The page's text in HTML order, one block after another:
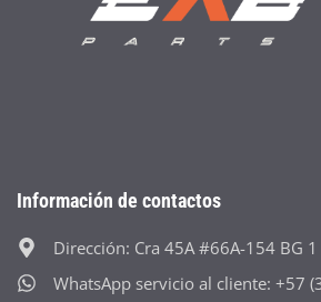
Información de contactos
Dirección: Cra 45A #66A-154 BG
WhatsApp servicio al cliente: +57